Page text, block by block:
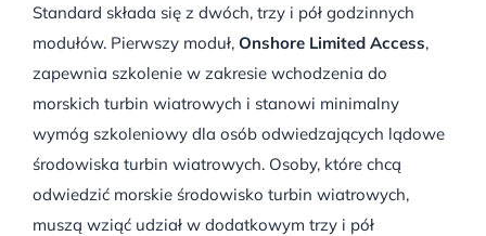
Standard składa się z dwóch, trzy i pół godzinnych
modułów. Pierwszy moduł, Onshore Limited Access,
zapewnia szkolenie w zakresie wchodzenia do
morskich turbin wiatrowych i stanowi minimalny
wymóg szkoleniowy dla osób odwiedzających lądowe
środowiska turbin wiatrowych. Osoby, które chcą
odwiedzić morskie środowisko turbin wiatrowych,
muszą wziąć udział w dodatkowym trzy i pół